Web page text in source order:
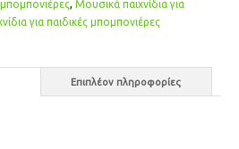
, Μουσικά παιχνίδια για
για παιδικές μπομπονιέρες
Επιπλέον πληροφορίες